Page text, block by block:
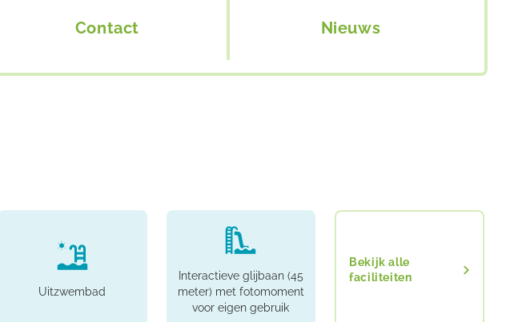
Contact Nieuws
Uitzwembad
Interactieve glijbaan (45
meter) met fotomoment
voor eigen gebruik
Bekijk alle
faciliteiten